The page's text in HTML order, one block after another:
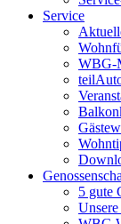
Service
WBG-
5 gute
Unsere